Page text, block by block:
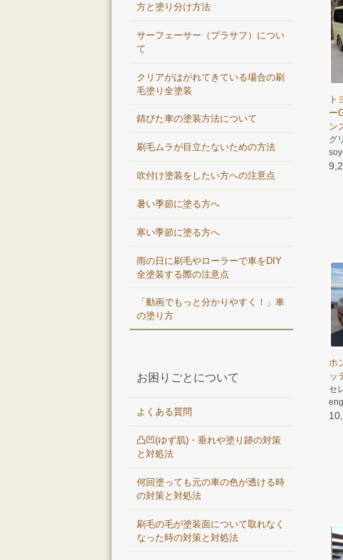
ト
ー
ン
グ
ホ
ッ
セ
方と塗り分け方法
サーフェーサー（プラサフ）につい
て
クリアがはがれてきている場合の刷
毛塗り全塗装
錆びた車の塗装方法について
刷毛ムラが目立たないための方法
吹付け塗装をしたい方への注意点
暑い季節に塗る方へ
寒い季節に塗る方へ
雨の日に刷毛やローラーで車をDIY
全塗装する際の注意点
「動画でもっと分かりやすく！」車
の塗り方
お困りごとについて
よくある質問
凸凹(ゆず肌)・垂れや塗り跡の対策
と対処法
何回塗っても元の車の色が透ける時
の対策と対処法
刷毛の毛が塗装面について取れなく
なった時の対策と対処法